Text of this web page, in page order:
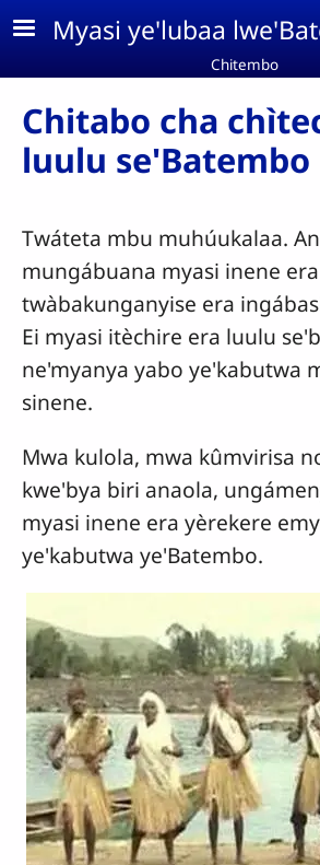
Aller au contenu principal
Myasi ye'lubaa
Chitembo
Chitabo cha
luulu se'Batembo
Twáteta mbu muhúukalaa.
mungábuana myasi inene era
twàbakunganyise era
Ei myasi itèchire era luulu
ne'myanya yabo ye'kabutwa
sinene.
Mwa kulola, mwa kûmvirisa
kwe'bya biri anaola,
myasi inene era yèrekere
ye'kabutwa ye'Batembo.